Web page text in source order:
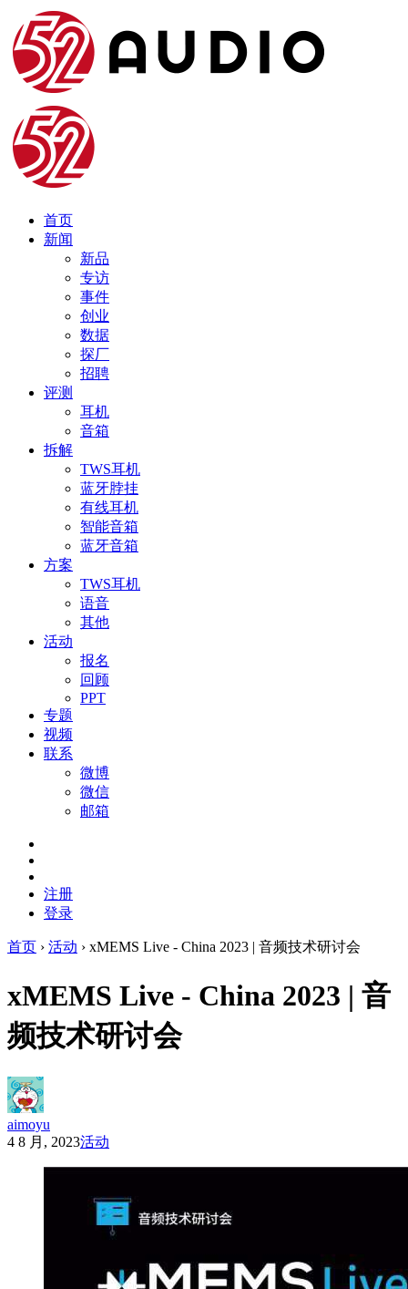
首页
新闻
新品
专访
事件
创业
数据
探厂
招聘
评测
耳机
音箱
拆解
TWS耳机
蓝牙脖挂
有线耳机
智能音箱
蓝牙音箱
方案
TWS耳机
语音
其他
活动
报名
回顾
PPT
专题
视频
联系
微博
微信
邮箱
注册
登录
首页 › 活动 › xMEMS Live - China 2023 | 音频技术研讨会
xMEMS Live - China 2023 | 音
频技术研讨会
aimoyu
4 8 月, 2023活动